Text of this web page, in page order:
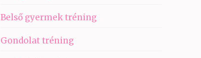
Belső gyermek tréning
Gondolat tréning